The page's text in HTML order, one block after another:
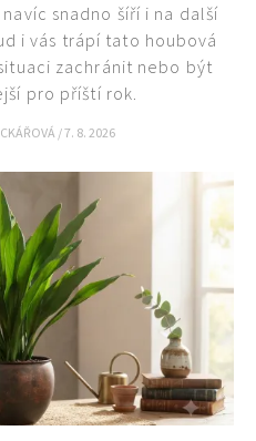
snadno šíří i na další
i vás trápí tato houbová
zachránit nebo být
pro příští rok.
/7. 8. 2026